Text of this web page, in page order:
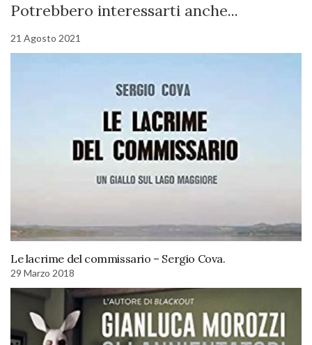
Potrebbero interessarti anche...
21 Agosto 2021
Le lacrime del commissario – Sergio Cova.
29 Marzo 2018